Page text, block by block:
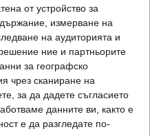
от устройство за
измерване на
на аудиторията и
ние и партньорите
за географско
чрез сканиране на
за да дадете съгласието
данните ви, както е
е да разгледате по-
глобата в
е обаче предметът
срещу КЗЛД в
град?
в материалния обхват на
се оспорва
такъв, а в останалата